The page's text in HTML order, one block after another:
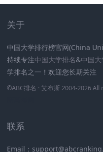
关于
中国大学排行榜官网(China
持续专注中国大学排名&中国
学排名之一！欢迎您长期关注
©ABC排名 · 艾布斯 2004-2026
联系
Email：